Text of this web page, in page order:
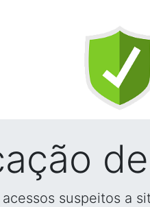
suspeitos a